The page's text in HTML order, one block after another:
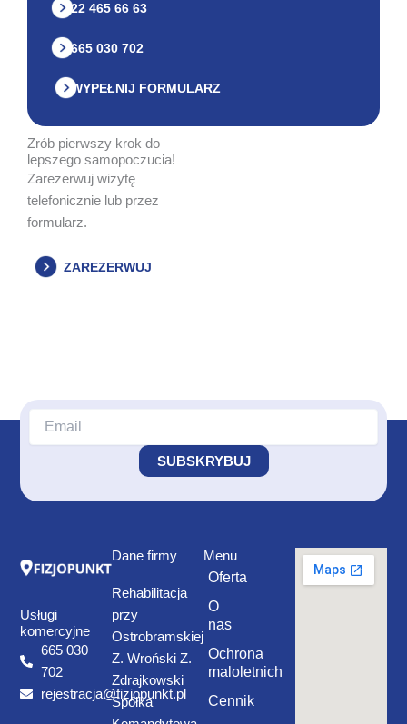
22 465 66 63
665 030 702
WYPEŁNIJ FORMULARZ
Zrób pierwszy krok do
lepszego samopoczucia!
Zarezerwuj wizytę
telefonicznie lub przez
formularz.
ZAREZERWUJ
Usługi
komercyjne
665 030
702
rejestracja@fizjopunkt.pl
Dane firmy
Rehabilitacja
przy
Ostrobramskiej
Z. Wroński Z.
Zdrajkowski
Spółka
Menu
Oferta
O
nas
Ochrona
maloletnich
Cennik